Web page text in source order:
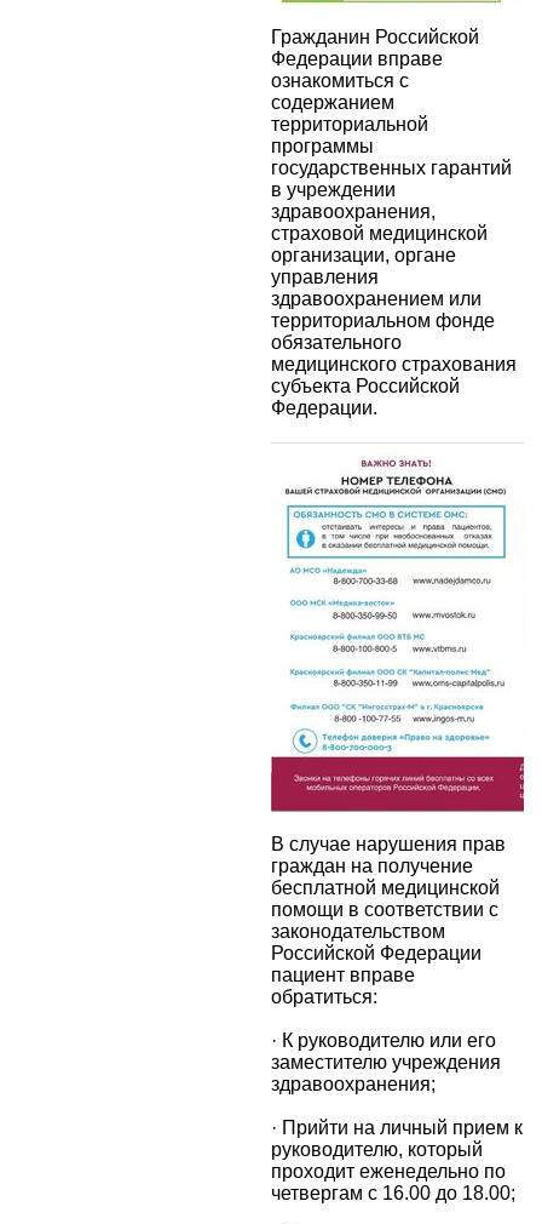
Гражданин Российской
Федерации вправе
ознакомиться с
содержанием
территориальной
программы
государственных гарантий
в учреждении
здравоохранения,
страховой медицинской
организации, органе
управления
здравоохранением или
территориальном фонде
обязательного
медицинского страхования
субъекта Российской
Федерации.
В случае нарушения прав
граждан на получение
бесплатной медицинской
помощи в соответствии с
законодательством
Российской Федерации
пациент вправе
обратиться:
· К руководителю или его
заместителю учреждения
здравоохранения;
· Прийти на личный прием к
руководителю, который
проходит еженедельно по
четвергам с 16.00 до 18.00;